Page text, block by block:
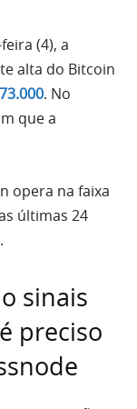
(4), a
alta do Bitcoin
. No
que a
opera na faixa
últimas 24
sinais
preciso